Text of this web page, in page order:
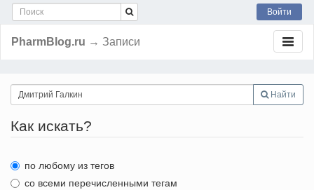
Войти
PharmBlog.ru → Записи
Найти
Как искать?
по любому из тегов
со всеми перечисленными тегам